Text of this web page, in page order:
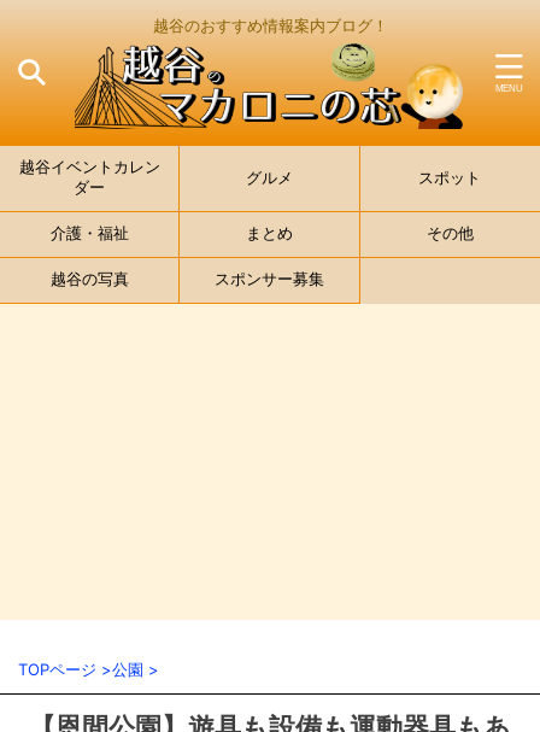
越谷のおすすめ情報案内ブログ！
越谷イベントカレン
ダー
グルメ スポット
介護・福祉 まとめ その他
越谷の写真 スポンサー募集
TOPページ >公園 >